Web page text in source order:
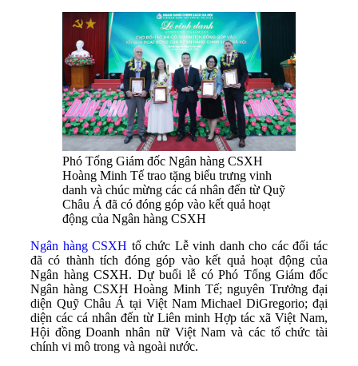
Phó Tổng Giám đốc Ngân hàng CSXH
Hoàng Minh Tế trao tặng biểu trưng vinh
danh và chúc mừng các cá nhân đến từ Quỹ
Châu Á đã có đóng góp vào kết quả hoạt
động của Ngân hàng CSXH
Ngân hàng CSXH tổ chức Lễ vinh danh cho các đối tác
đã có thành tích đóng góp vào kết quả hoạt động của
Ngân hàng CSXH. Dự buổi lễ có Phó Tổng Giám đốc
Ngân hàng CSXH Hoàng Minh Tế; nguyên Trưởng đại
diện Quỹ Châu Á tại Việt Nam Michael DiGregorio; đại
diện các cá nhân đến từ Liên minh Hợp tác xã Việt Nam,
Hội đồng Doanh nhân nữ Việt Nam và các tổ chức tài
chính vi mô trong và ngoài nước.